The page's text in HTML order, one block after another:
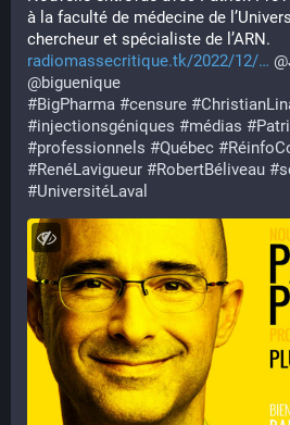
à la faculté de médecine de
chercheur et spécialiste de l’ARN.
radiomassecritique.tk/2022/12/
@
@biguenique
#BigPharma #censure #
#injectionsgéniques #médias #
#professionnels #Québec #
#RenéLavigueur #RobertBéliveau #
#UniversitéLaval